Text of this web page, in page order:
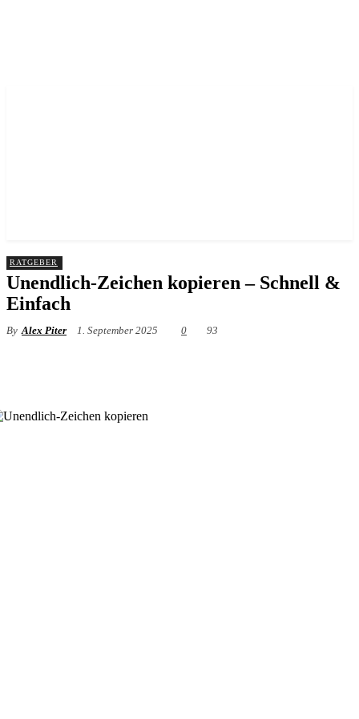
RATGEBER
Unendlich-Zeichen kopieren – Schnell &
Einfach
By Alex Piter 1. September 2025 0 93